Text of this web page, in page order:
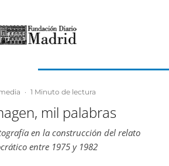
· 1 Minuto de lectura
mil palabras
en la construcción del relato
entre 1975 y 1982